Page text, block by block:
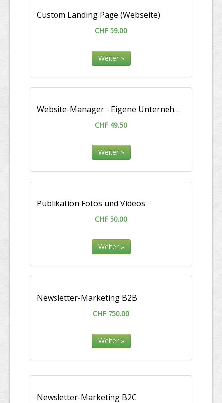
Custom Landing Page (Webseite)
CHF 59.00
Weiter »
Website-Manager - Eigene Unternehmens-Webseite
CHF 49.50
Weiter »
Publikation Fotos und Videos
CHF 50.00
Weiter »
Newsletter-Marketing B2B
CHF 750.00
Weiter »
Newsletter-Marketing B2C